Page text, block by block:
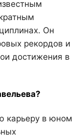
Он
рекордов и
достижения в
карьеру в юном